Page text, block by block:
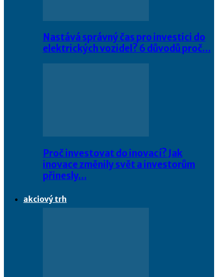
Nastává správný čas pro investici do
elektrických vozidel? 6 důvodů proč…
Proč investovat do inovací? Jak
inovace změnily svět a investorům
přinesly…
akciový trh